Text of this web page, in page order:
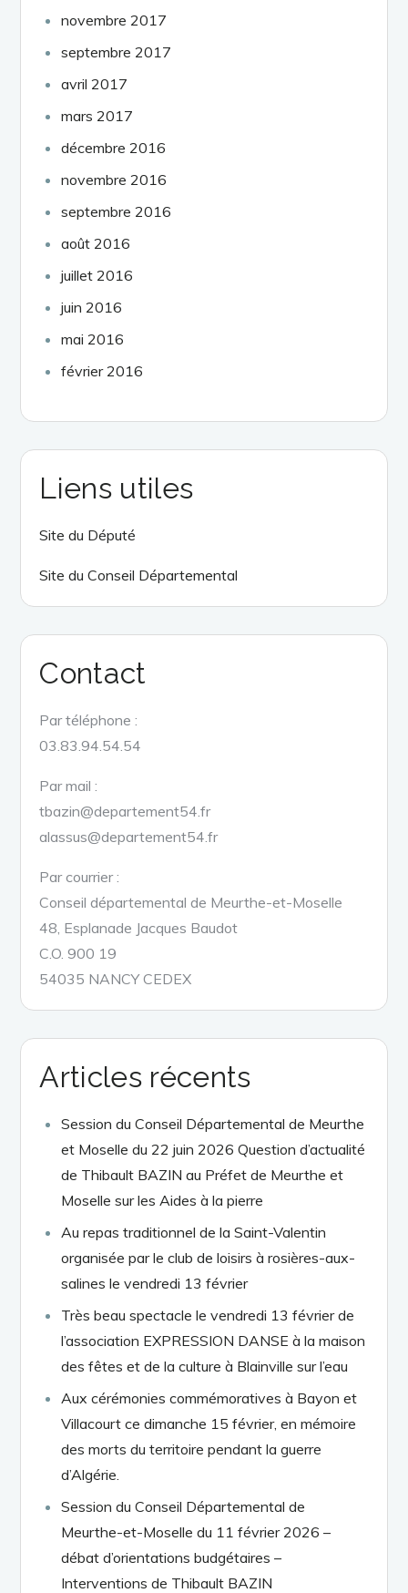
novembre 2017
septembre 2017
avril 2017
mars 2017
décembre 2016
novembre 2016
septembre 2016
août 2016
juillet 2016
juin 2016
mai 2016
février 2016
Liens utiles
Site du Député
Site du Conseil Départemental
Contact
Par téléphone :
03.83.94.54.54
Par mail :
tbazin@departement54.fr
alassus@departement54.fr
Par courrier :
Conseil départemental de Meurthe-et-Moselle
48, Esplanade Jacques Baudot
C.O. 900 19
54035 NANCY CEDEX
Articles récents
Session du Conseil Départemental de Meurthe
et Moselle du 22 juin 2026 Question d’actualité
de Thibault BAZIN au Préfet de Meurthe et
Moselle sur les Aides à la pierre
Au repas traditionnel de la Saint-Valentin
organisée par le club de loisirs à rosières-aux-
salines le vendredi 13 février
Très beau spectacle le vendredi 13 février de
l’association EXPRESSION DANSE à la maison
des fêtes et de la culture à Blainville sur l’eau
Aux cérémonies commémoratives à Bayon et
Villacourt ce dimanche 15 février, en mémoire
des morts du territoire pendant la guerre
d’Algérie.
Session du Conseil Départemental de
Meurthe-et-Moselle du 11 février 2026 –
débat d’orientations budgétaires –
Interventions de Thibault BAZIN